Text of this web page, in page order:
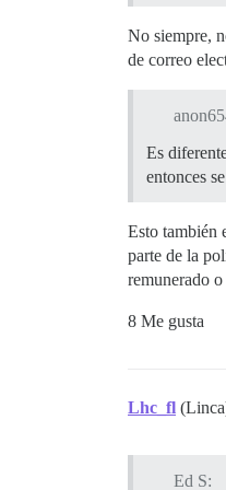
No siempre,
de correo
Es
entonces
Esto también
parte de la
remunerado o
8 Me gusta
Lhc_fl
Ed S: